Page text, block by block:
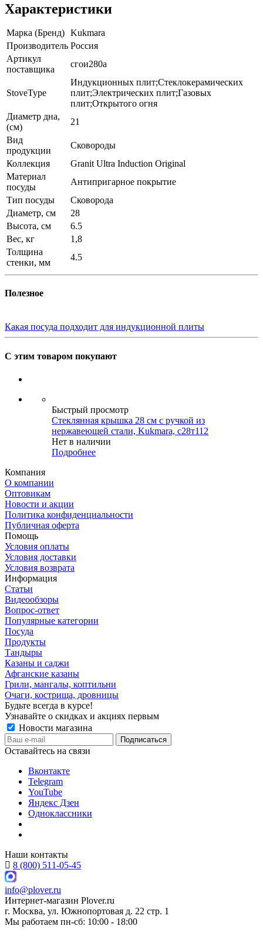
Характеристики
Марка (Бренд) Kukmara
Производитель Россия
Артикул
поставщика
сгои280а
StoveType
Индукционных плит;Стеклокерамических
плит;Электрических плит;Газовых
плит;Открытого огня
Диаметр дна,
(см)
21
Вид
продукции
Сковороды
Коллекция
Granit Ultra Induction Original
Материал
посуды
Антипригарное покрытие
Тип посуды
Сковорода
Диаметр, см
28
Высота, см
6.5
Вес, кг
1,8
Толщина
стенки, мм
4.5
Полезное
Какая посуда подходит для индукционной плиты
С этим товаром покупают
Быстрый просмотр
Стеклянная крышка 28 см с ручкой из
нержавеющей стали, Kukmara, с28т112
Нет в наличии
Подробнее
Компания
О компании
Оптовикам
Новости и акции
Политика конфиденциальности
Публичная оферта
Помощь
Условия оплаты
Условия доставки
Условия возврата
Информация
Статьи
Видеообзоры
Вопрос-ответ
Популярные категории
Посуда
Продукты
Тандыры
Казаны и саджи
Афганские казаны
Грили, мангалы, коптильни
Очаги, кострища, дровницы
Будьте всегда в курсе!
Узнавайте о скидках и акциях первым
Новости магазина
Оставайтесь на связи
Вконтакте
Telegram
YouTube
Яндекс Дзен
Одноклассники
Наши контакты
8 (800) 511-05-45
info@plover.ru
Интернет-магазин Plover.ru
г. Москва, ул. Южнопортовая д. 22 стр. 1
Мы работаем пн-сб: 10:00 - 18:00